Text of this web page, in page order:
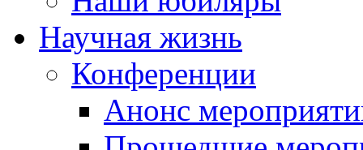
Научная жизнь
Конференции
Анонс